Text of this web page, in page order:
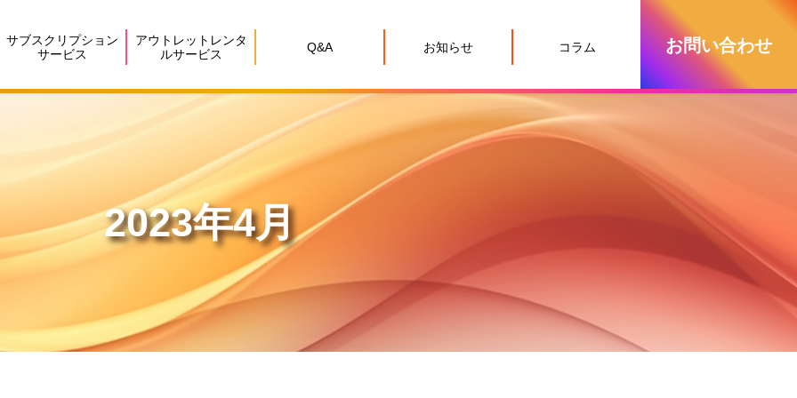
サブスクリプション
サービス
アウトレットレンタ
ルサービス
Q&A お知らせ コラム お問い合わせ
2023年4月